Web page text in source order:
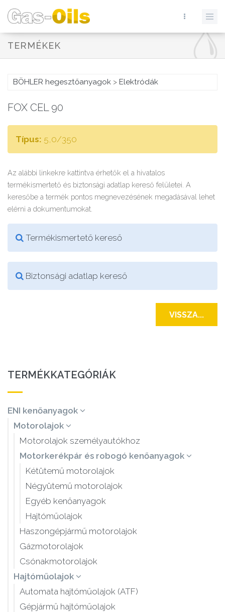
TERMÉKEK
BÖHLER hegesztőanyagok > Elektródák
FOX CEL 90
Típus: 5,0/350
Az alábbi linkekre kattintva érhetők el a hivatalos
termékismertető és biztonsági adatlap kereső felületei. A
keresőbe a termék pontos megnevezésének megadásával lehet
elérni a dokumentumokat.
Termékismertető kereső
Biztonsági adatlap kereső
VISSZA...
TERMÉKKATEGÓRIÁK
ENI kenőanyagok
Motorolajok
Motorolajok személyautókhoz
Motorkerékpár és robogó kenőanyagok
Kétütemű motorolajok
Négyütemű motorolajok
Egyéb kenőanyagok
Hajtóműolajok
Haszongépjármű motorolajok
Gázmotorolajok
Csónakmotorolajok
Hajtóműolajok
Automata hajtóműolajok (ATF)
Gépjármű hajtóműolajok